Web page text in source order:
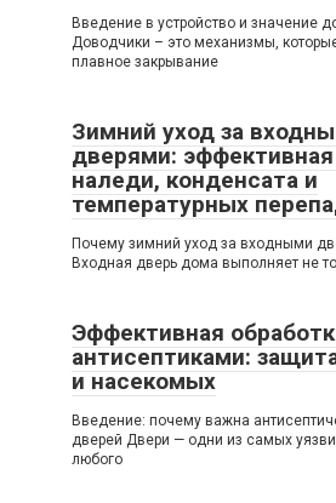
Введение в устройство и значение
Доводчики – это механизмы,
плавное закрывание
Зимний уход за
дверями:
наледи, конденсата и
температурных
Почему зимний уход за входными
Входная дверь дома выполняет не
Эффективная
антисептиками:
и насекомых
Введение: почему важна
дверей Двери — одни из самых
любого